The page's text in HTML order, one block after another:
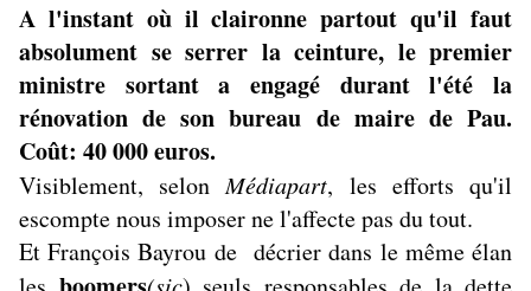
A l'instant où il claironne partout qu'il faut
absolument se serrer la ceinture, le premier
ministre sortant a engagé durant l'été la
rénovation de son bureau de maire de Pau.
Coût: 40 000 euros.
Visiblement, selonMédiapart, les efforts qu'il
escompte nous imposer ne l'affecte pas du tout.
Et François Bayrou de décrier dans le même élan